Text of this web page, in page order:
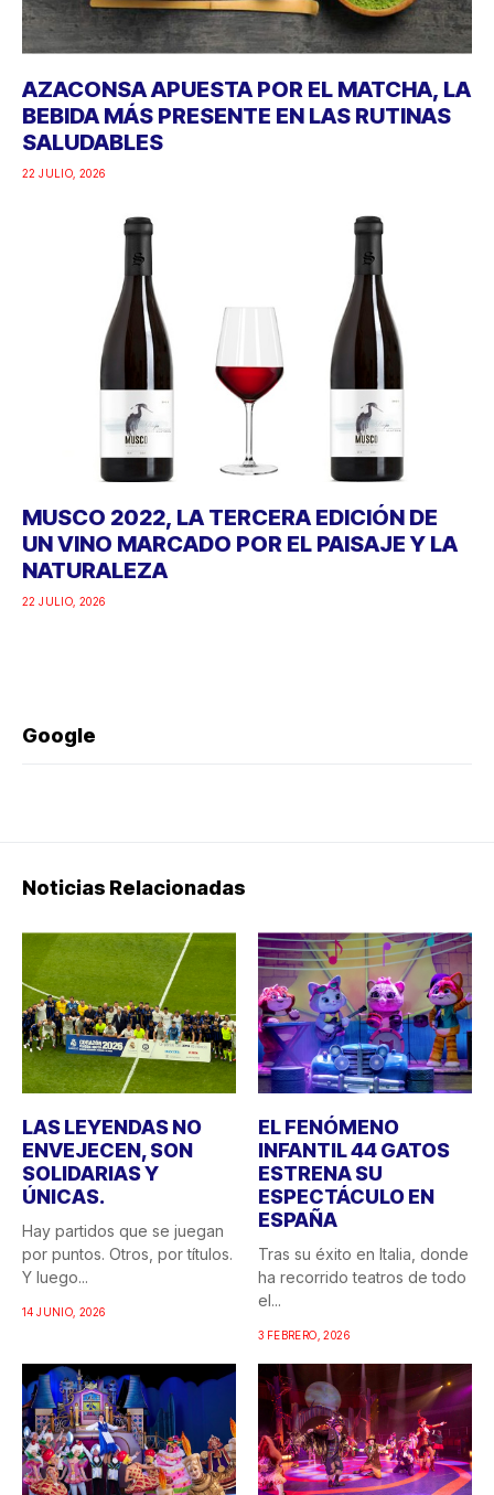
AZACONSA APUESTA POR EL MATCHA, LA
BEBIDA MÁS PRESENTE EN LAS RUTINAS
SALUDABLES
22 JULIO, 2026
MUSCO 2022, LA TERCERA EDICIÓN DE
UN VINO MARCADO POR EL PAISAJE Y LA
NATURALEZA
22 JULIO, 2026
Google
Noticias Relacionadas
LAS LEYENDAS NO
ENVEJECEN, SON
SOLIDARIAS Y
ÚNICAS.
Hay partidos que se juegan
por puntos. Otros, por títulos.
Y luego...
14 JUNIO, 2026
EL FENÓMENO
INFANTIL 44 GATOS
ESTRENA SU
ESPECTÁCULO EN
ESPAÑA
Tras su éxito en Italia, donde
ha recorrido teatros de todo
el...
3 FEBRERO, 2026